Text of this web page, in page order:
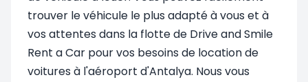
trouver le véhicule le plus adapté à vous et à
vos attentes dans la flotte de Drive and Smile
Rent a Car pour vos besoins de location de
voitures à l'aéroport d'Antalya. Nous vous